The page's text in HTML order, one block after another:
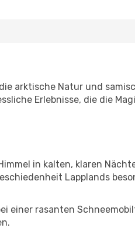
arktische Natur und
Erlebnisse, die die
in kalten, klaren
Lapplands
einer rasanten